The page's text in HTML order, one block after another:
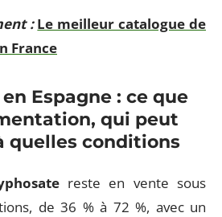
: Le meilleur catalogue de
France
Espagne : ce que
qui peut
quelles conditions
reste en vente sous
de 36 % à 72 %, avec un